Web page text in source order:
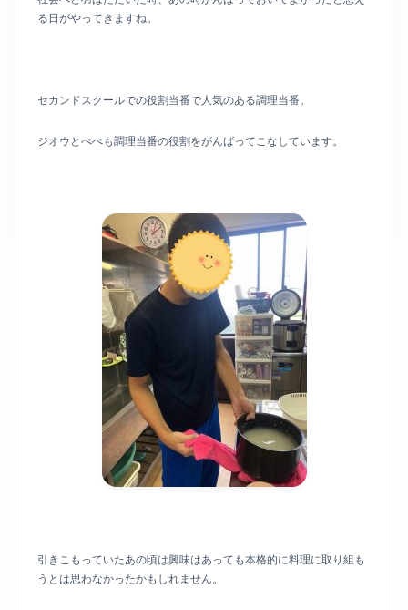
る日がやってきますね。
セカンドスクールでの役割当番で人気のある調理当番。
ジオウとぺぺも調理当番の役割をがんばってこなしています。
引きこもっていたあの頃は興味はあっても本格的に料理に取り組も
うとは思わなかったかもしれません。